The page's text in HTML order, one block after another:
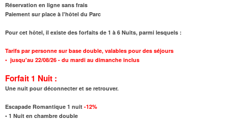
Réservation en ligne sans frais
Paiement sur place à l'hôtel du Parc
Pour cet hôtel, il existe des forfaits de 1 à 6 Nuits, parmi lesquels :
Tarifs par personne sur base double, valables pour des séjours
• jusqu'au 22/08/26 - du mardi au dimanche inclus
Forfait 1 Nuit :
Une nuit pour déconnecter et se retrouver.
Escapade Romantique 1 nuit -12%
• 1 Nuit en chambre double